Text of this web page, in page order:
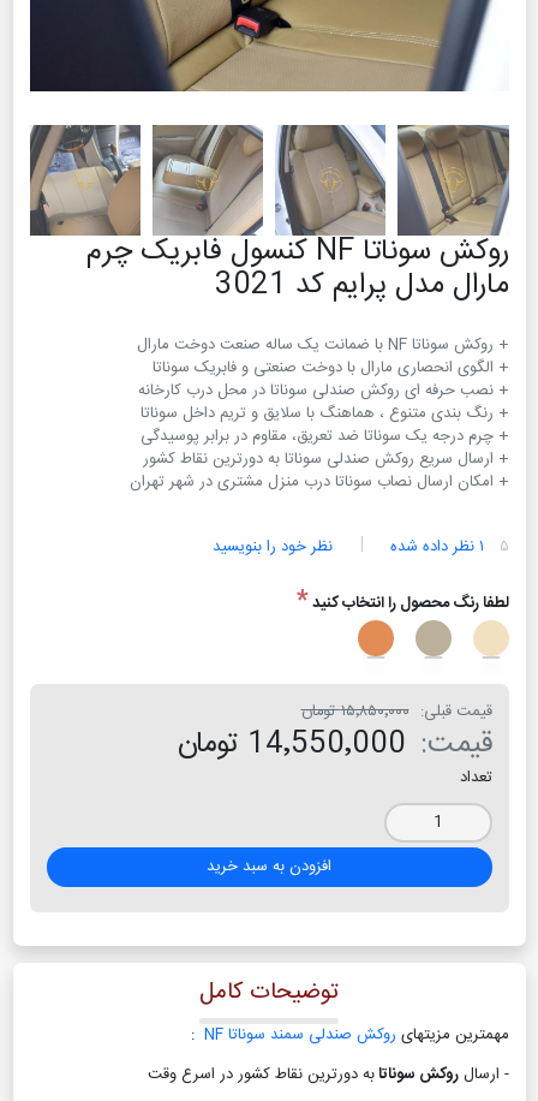
روکش سوناتا NF کنسول فابریک چرم
مارال مدل پرایم کد 3021
+ امکان ارسال نصاب سوناتا درب منزل مشتری در شهر تهران
۵ ۱ نظر داده شده نظر خود را بنویسید
لطفا رنگ محصول را انتخاب کنید*
قیمت قبلی: ۱۵٬۸۵۰٬۰۰۰ تومان
قیمت: 14٬550٬000 تومان
تعداد
افزودن به سبد خرید
توضیحات کامل
مهمترین مزیتهای روکش صندلی سمند سوناتا NF
:
- ارسالروکش سوناتابه دورترین نقاط کشور در اسرع وقت